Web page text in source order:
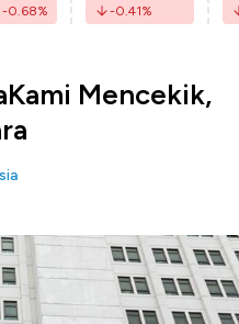
-0.68% -0.41%
Mencekik,